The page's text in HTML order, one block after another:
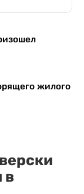
жилого
в